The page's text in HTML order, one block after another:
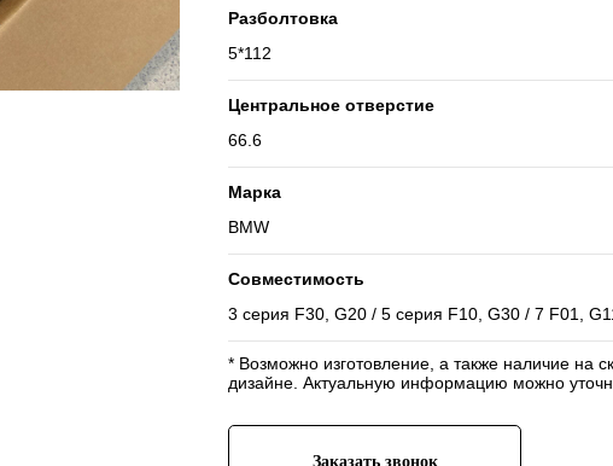
Разболтовка
5*112
Центральное отверстие
66.6
Марка
BMW
Совместимость
3 серия F30, G20 / 5 серия F10, G30 / 7 F01,
* Возможно изготовление, а также наличие на
дизайне. Актуальную информацию можно
Заказать звонок